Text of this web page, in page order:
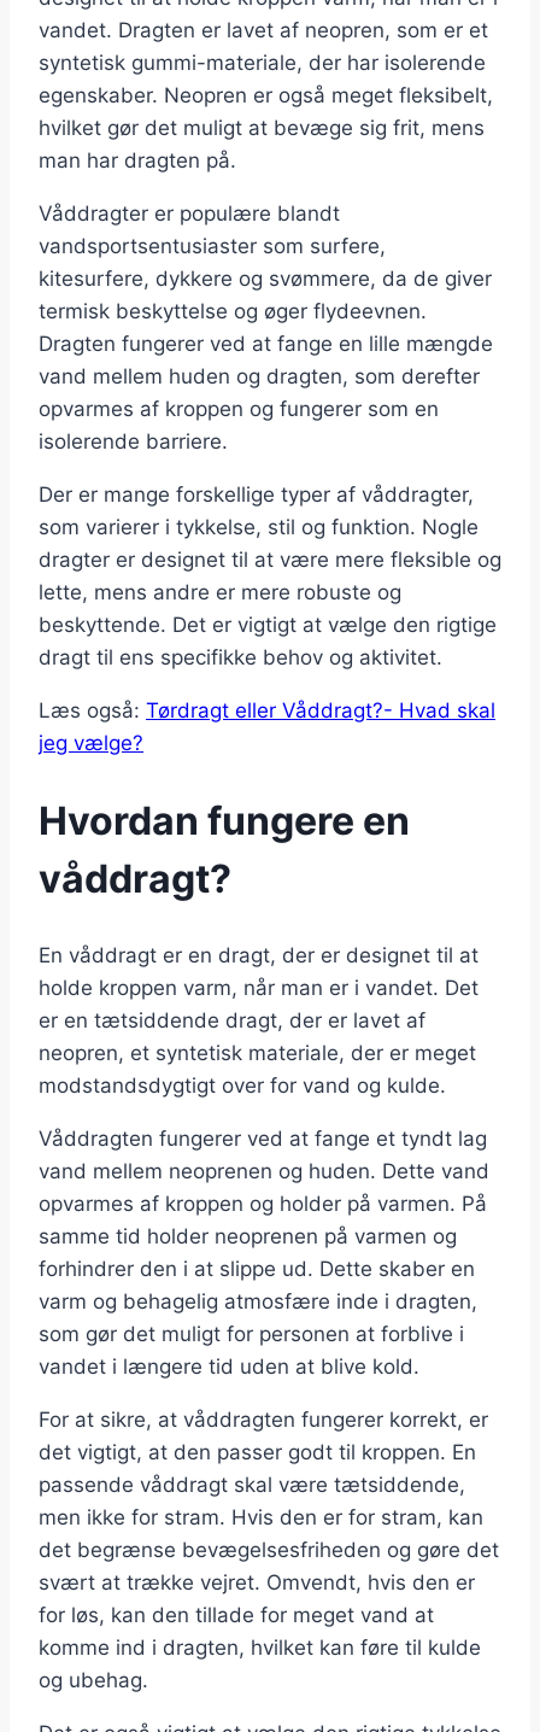
vandet. Dragten er lavet af neopren, som er et
syntetisk gummi-materiale, der har isolerende
egenskaber. Neopren er også meget fleksibelt,
hvilket gør det muligt at bevæge sig frit, mens
man har dragten på.
Våddragter er populære blandt
vandsportsentusiaster som surfere,
kitesurfere, dykkere og svømmere, da de giver
termisk beskyttelse og øger flydeevnen.
Dragten fungerer ved at fange en lille mængde
vand mellem huden og dragten, som derefter
opvarmes af kroppen og fungerer som en
isolerende barriere.
Der er mange forskellige typer af våddragter,
som varierer i tykkelse, stil og funktion. Nogle
dragter er designet til at være mere fleksible og
lette, mens andre er mere robuste og
beskyttende. Det er vigtigt at vælge den rigtige
dragt til ens specifikke behov og aktivitet.
Læs også: Tørdragt eller Våddragt?- Hvad skal
jeg vælge?
Hvordan fungere en
våddragt?
En våddragt er en dragt, der er designet til at
holde kroppen varm, når man er i vandet. Det
er en tætsiddende dragt, der er lavet af
neopren, et syntetisk materiale, der er meget
modstandsdygtigt over for vand og kulde.
Våddragten fungerer ved at fange et tyndt lag
vand mellem neoprenen og huden. Dette vand
opvarmes af kroppen og holder på varmen. På
samme tid holder neoprenen på varmen og
forhindrer den i at slippe ud. Dette skaber en
varm og behagelig atmosfære inde i dragten,
som gør det muligt for personen at forblive i
vandet i længere tid uden at blive kold.
For at sikre, at våddragten fungerer korrekt, er
det vigtigt, at den passer godt til kroppen. En
passende våddragt skal være tætsiddende,
men ikke for stram. Hvis den er for stram, kan
det begrænse bevægelsesfriheden og gøre det
svært at trække vejret. Omvendt, hvis den er
for løs, kan den tillade for meget vand at
komme ind i dragten, hvilket kan føre til kulde
og ubehag.